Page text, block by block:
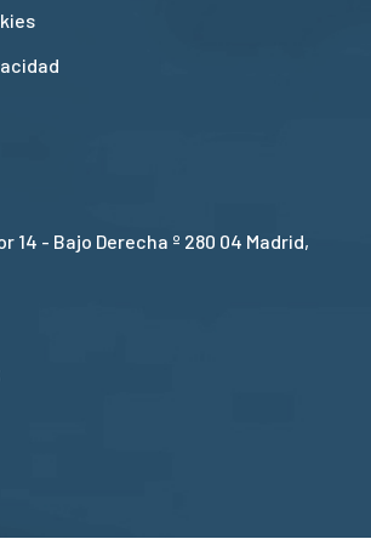
14 - Bajo Derecha º 280 04 Madrid,